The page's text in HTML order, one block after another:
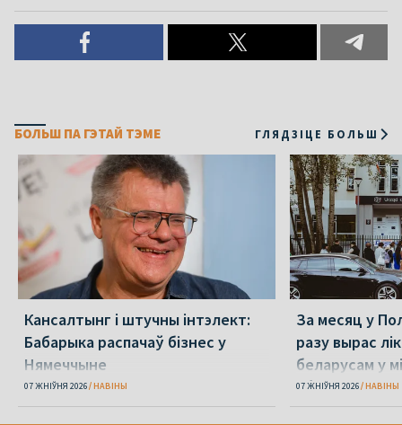
БОЛЬШ ПА ГЭТАЙ ТЭМЕ ГЛЯДЗІЦЕ БОЛЬШ
Кансалтынг і штучны інтэлект:
Бабарыка распачаў бізнес у
Нямеччыне
07 ЖНІЎНЯ 2026 НАВІНЫ
За месяц у
разу вырас
беларусам у
абароне
07 ЖНІЎНЯ 2026 НАВІНЫ